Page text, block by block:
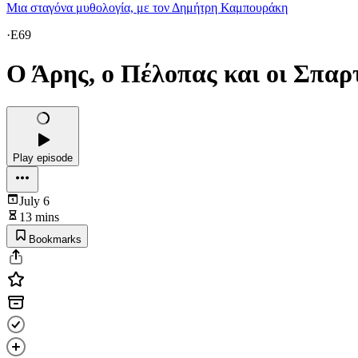
Μια σταγόνα μυθολογία, με τον Δημήτρη Καμπουράκη
·E69
Ο Άρης, ο Πέλοπας και οι
Play episode
July 6
13 mins
Bookmarks